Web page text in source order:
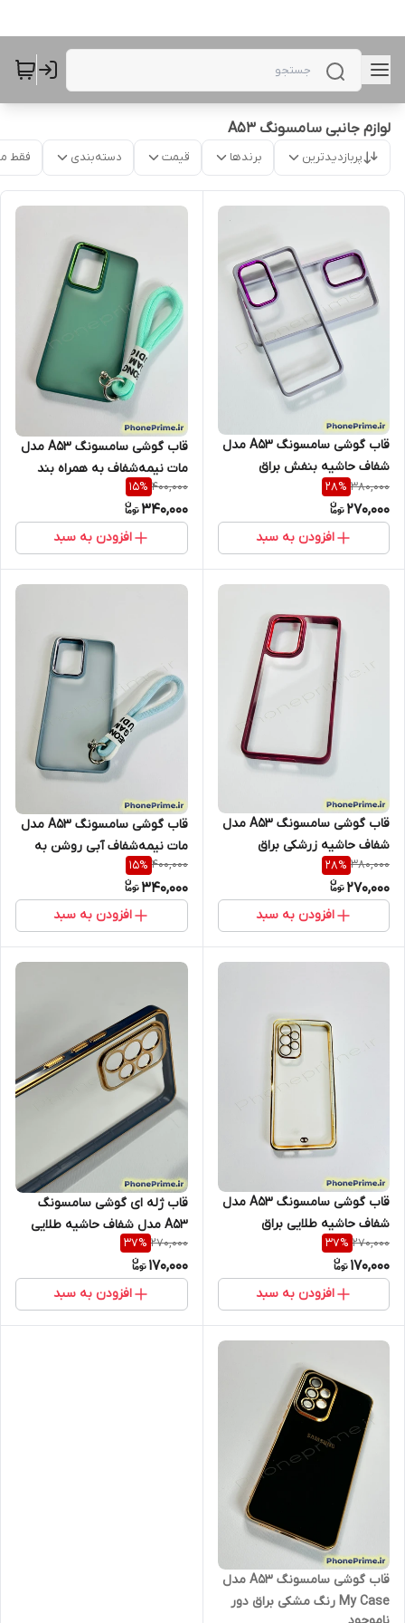
لوازم جانبی سامسونگ A53
پربازدیدترین برندها قیمت دسته‌بندی فقط
قاب گوشی سامسونگ A53 مدل
شفاف حاشیه بنفش براق
Electroplating (نقد و اقساط)
380,000
28%
270,000
افزودن به سبد
قاب گوشی سامسونگ A53 مدل
مات نیمه‌شفاف به همراه بند
آویز دستی (نقد و اقساط)
400,000
15%
340,000
افزودن به سبد
قاب گوشی سامسونگ A53 مدل
شفاف حاشیه زرشکی براق
Electroplating (نقد و اقساط)
380,000
28%
270,000
افزودن به سبد
قاب گوشی سامسونگ A53 مدل
مات نیمه‌شفاف آبی روشن به
همراه بند آویز دستی (نقد و
اقساط)
400,000
15%
340,000
افزودن به سبد
قاب گوشی سامسونگ A53 مدل
شفاف حاشیه طلایی براق
Electroplating (نقد و اقساط)
270,000
37%
170,000
افزودن به سبد
قاب ژله ای گوشی سامسونگ
A53 مدل شفاف حاشیه طلایی
اقساط)
270,000
37%
170,000
افزودن به سبد
قاب گوشی سامسونگ A53 مدل
My Case رنگ مشکی براق دور